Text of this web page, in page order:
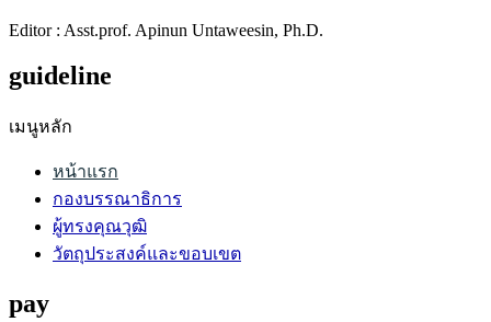
Editor : Asst.prof. Apinun Untaweesin, Ph.D.
guideline
เมนูหลัก
หน้าแรก
กองบรรณาธิการ
ผู้ทรงคุณวุฒิ
วัตถุประสงค์และขอบเขต
pay